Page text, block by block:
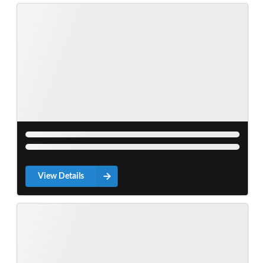
View Details